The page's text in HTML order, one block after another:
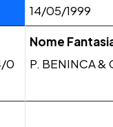
14/05/1999
0
Nome
P. BENINCA &